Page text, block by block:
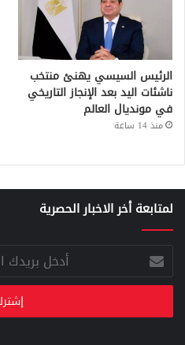
الرئيس السيسي يهنئ منتخب
ناشئات اليد بعد الإنجاز التاريخي
في مونديال العالم
منذ 14 ساعة
لمتابعة أخر الاخبار الحصرية
أدخل
بريدك
الإلكتروني